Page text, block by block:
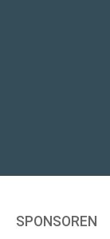
SPONSOREN